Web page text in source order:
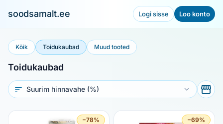
soodsamalt.ee Logi sisse Loo konto
Kõik Toidukaubad Muud tooted
Toidukaubad
Sorteeri
−78% −69%